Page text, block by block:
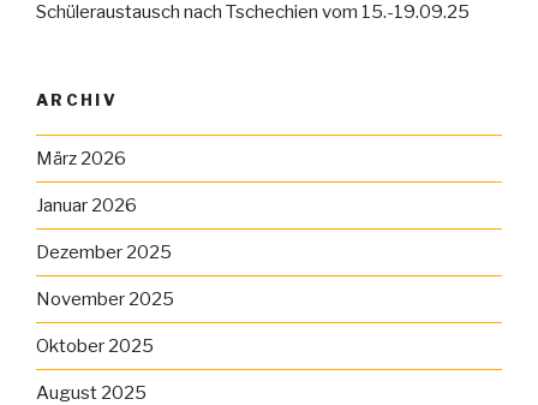
Schüleraustausch nach Tschechien vom 15.-19.09.25
ARCHIV
März 2026
Januar 2026
Dezember 2025
November 2025
Oktober 2025
August 2025